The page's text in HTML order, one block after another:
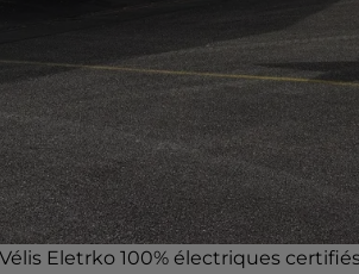
Eletrko 100% électriques